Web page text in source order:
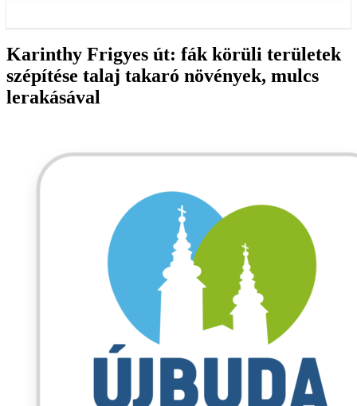
Karinthy Frigyes út: fák körüli területek
szépítése talaj takaró növények, mulcs
lerakásával